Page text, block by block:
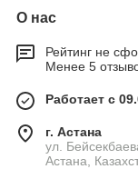
О нас
Рейтинг не
Менее 5
Работает с
г. Астана
ул.
Астана,